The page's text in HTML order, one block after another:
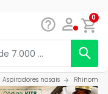
0
Aspiradores nasais Rhinomer